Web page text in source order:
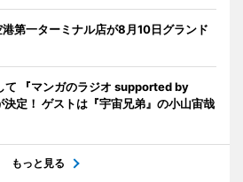
第一ターミナル店が8月10日グランド
て 『マンガのラジオ supported by
定！ ゲストは『宇宙兄弟』の小山宙哉
もっと見る